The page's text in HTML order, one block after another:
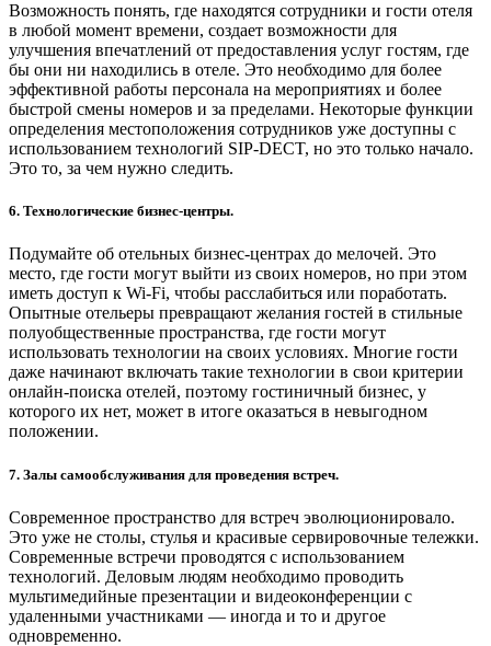
Возможность понять, где находятся сотрудники и гости отеля
в любой момент времени, создает возможности для
улучшения впечатлений от предоставления услуг гостям, где
бы они ни находились в отеле. Это необходимо для более
эффективной работы персонала на мероприятиях и более
быстрой смены номеров и за пределами. Некоторые функции
определения местоположения сотрудников уже доступны с
использованием технологий SIP-DECT, но это только начало.
Это то, за чем нужно следить.
6. Технологические бизнес-центры.
Подумайте об отельных бизнес-центрах до мелочей. Это
место, где гости могут выйти из своих номеров, но при этом
иметь доступ к Wi-Fi, чтобы расслабиться или поработать.
Опытные отельеры превращают желания гостей в стильные
полуобщественные пространства, где гости могут
использовать технологии на своих условиях. Многие гости
даже начинают включать такие технологии в свои критерии
онлайн-поиска отелей, поэтому гостиничный бизнес, у
которого их нет, может в итоге оказаться в невыгодном
положении.
7. Залы самообслуживания для проведения встреч.
Современное пространство для встреч эволюционировало.
Это уже не столы, стулья и красивые сервировочные тележки.
Современные встречи проводятся с использованием
технологий. Деловым людям необходимо проводить
мультимедийные презентации и видеоконференции с
удаленными участниками — иногда и то и другое
одновременно.